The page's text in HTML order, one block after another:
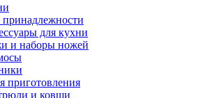
для кухни
и наборы ножей
приготовления
и ковши